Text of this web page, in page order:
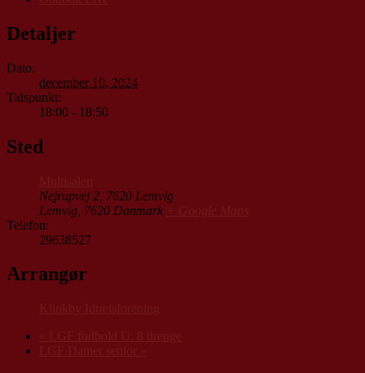
Detaljer
Dato:
december 10, 2024
Tidspunkt:
18:00 - 18:50
Sted
Nejrupvej 2, 7620 Lemvig
Lemvig 7620 Danmark
Telefon:
29638527
Arrangør